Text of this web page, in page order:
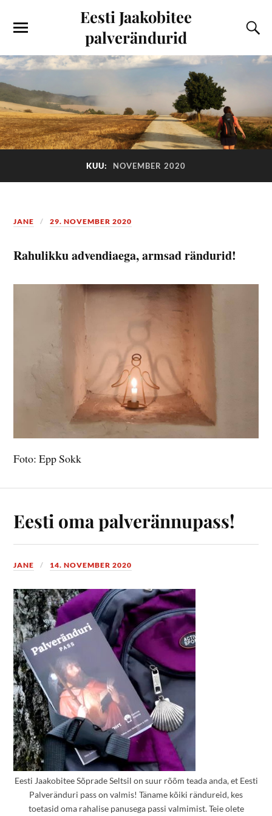
Eesti Jaakobitee
palverändurid
KUU: NOVEMBER 2020
JANE 29. NOVEMBER 2020
Rahulikku advendiaega, armsad rändurid!
Foto: Epp Sokk
Eesti oma palverännupass!
JANE 14. NOVEMBER 2020
Eesti Jaakobitee Sõprade Seltsil on suur rõõm teada anda, et Eesti
Palveränduri pass on valmis! Täname kõiki rändureid, kes
toetasid oma rahalise panusega passi valmimist. Teie olete